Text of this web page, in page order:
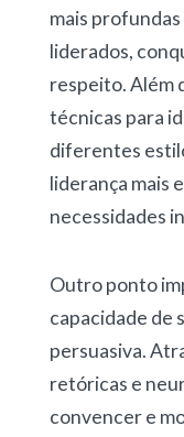
mais
liderados,
respeito. Além
técnicas para
diferentes
liderança mais
necessidades
Outro ponto
capacidade de
persuasiva.
retóricas e
convencer e